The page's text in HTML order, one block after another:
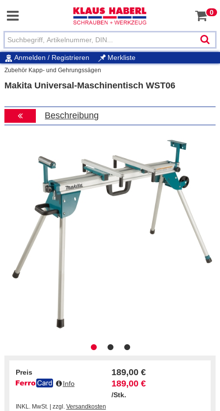
0
Anmelden / Registrieren Merkliste
Zubehör Kapp- und Gehrungssägen
Makita Universal-Maschinentisch WST06
Beschreibung
Preis 189,00 €
Info 189,00 €
/Stk.
INKL. MwSt. | zzgl. Versandkosten